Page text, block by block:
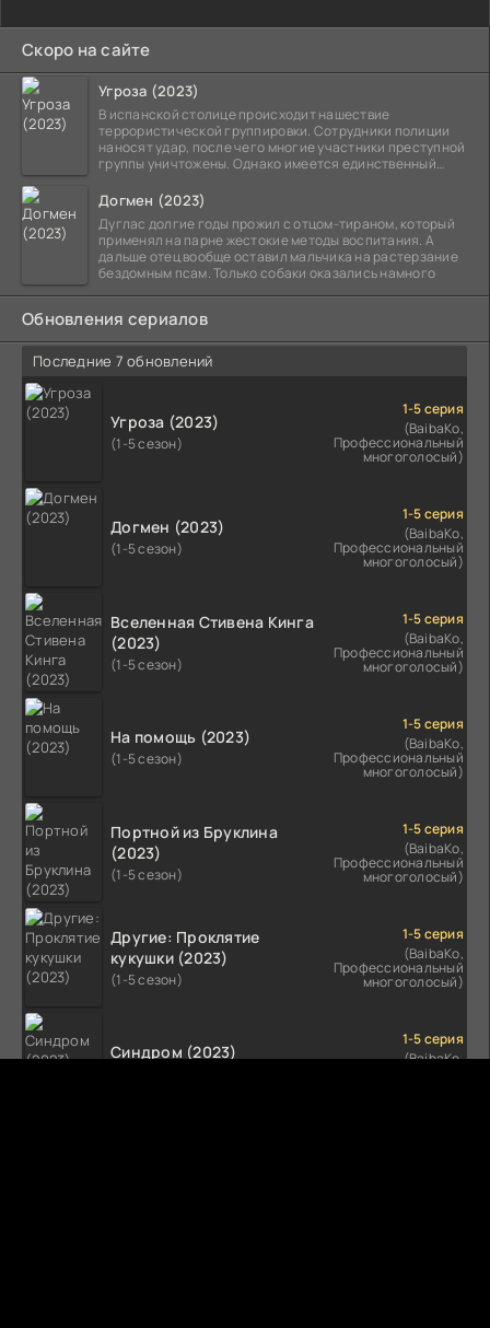
Скоро на сайте
Угроза (2023)
В испанской столице происходит нашествие
террористической группировки. Сотрудники полиции
наносят удар, после чего многие участники преступной
группы уничтожены. Однако имеется единственный
Догмен (2023)
Дуглас долгие годы прожил с отцом-тираном, который
применял на парне жестокие методы воспитания. А
дальше отец вообще оставил мальчика на растерзание
бездомным псам. Только собаки оказались намного
Обновления сериалов
Последние 7 обновлений
Угроза (2023)
(1-5 сезон)
1-5 серия
(BaibaKo,
Профессиональный
многоголосый)
Догмен (2023)
(1-5 сезон)
1-5 серия
(BaibaKo,
Профессиональный
многоголосый)
Вселенная Стивена Кинга
(2023)
(1-5 сезон)
1-5 серия
(BaibaKo,
Профессиональный
многоголосый)
На помощь (2023)
(1-5 сезон)
1-5 серия
(BaibaKo,
Профессиональный
многоголосый)
Портной из Бруклина
(2023)
(1-5 сезон)
1-5 серия
(BaibaKo,
Профессиональный
многоголосый)
Другие: Проклятие
кукушки (2023)
(1-5 сезон)
1-5 серия
(BaibaKo,
Профессиональный
многоголосый)
Синдром (2023)
1-5 серия
(BaibaKo,